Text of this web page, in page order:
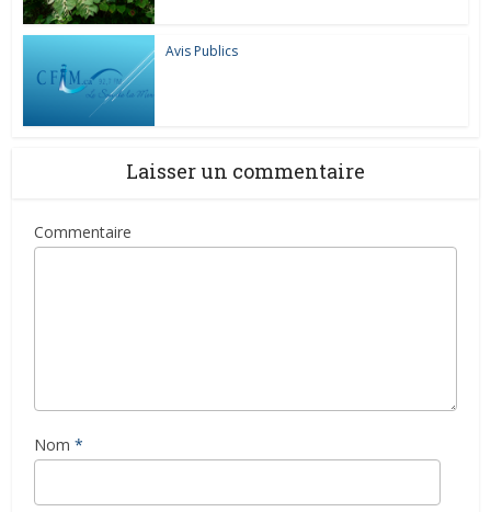
Avis Publics
Laisser un commentaire
Commentaire
Nom *